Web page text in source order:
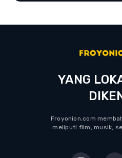
YANG
Froyonion.com
meliputi film, musik,